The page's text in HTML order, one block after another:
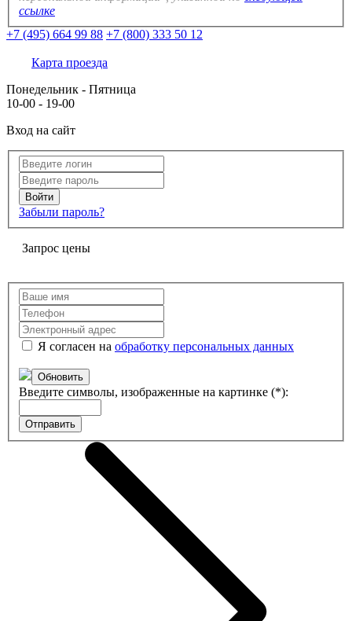
ссылке
+7 (495) 664 99 88 +7 (800) 333 50 12
Карта проезда
Понедельник - Пятница
10-00 - 19-00
Вход на сайт
Забыли пароль?
Запрос цены
Я согласен на обработку персональных данных
Обновить
Введите символы, изображенные на картинке (*):